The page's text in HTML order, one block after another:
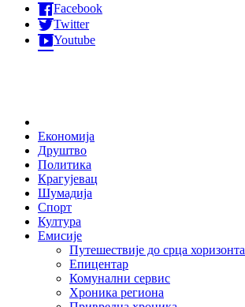
Facebook
Twitter
Youtube
Економија
Друштво
Политика
Крагујевац
Шумадија
Спорт
Култура
Емисије
Путешествије до срца хоризонта
Епицентар
Комунални сервис
Хроника региона